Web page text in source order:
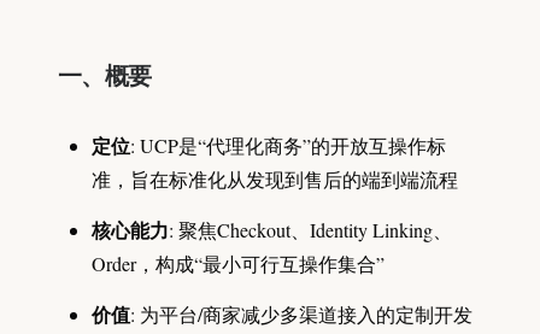
一、概要
定位: UCP是“代理化商务”的开放互操作标
准，旨在标准化从发现到售后的端到端流程
核心能力: 聚焦Checkout、Identity Linking、
Order，构成“最小可行互操作集合”
价值: 为平台/商家减少多渠道接入的定制开发